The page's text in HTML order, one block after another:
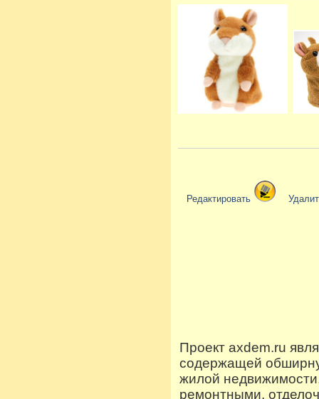
Редактировать
Проект axdem.ru
содержащей
жилой
ремонтными,